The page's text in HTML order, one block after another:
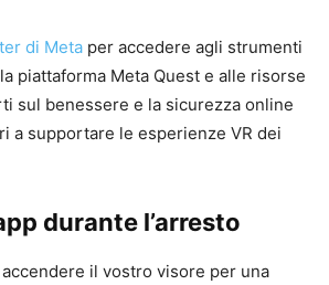
di Meta per accedere agli strumenti
piattaforma Meta Quest e alle risorse
sul benessere e la sicurezza online
a supportare le esperienze VR dei
durante l’arresto
il vostro visore per una